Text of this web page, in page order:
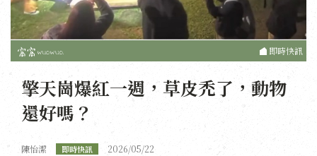
即時快訊
擎天崗爆紅一週，草皮禿了，動物
還好嗎？
陳怡潔 即時快訊 2026/05/22